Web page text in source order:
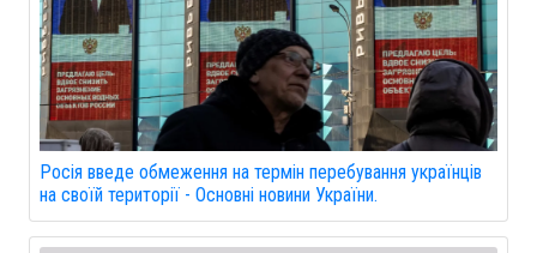
Росія введе обмеження на термін перебування українців
на своїй території - Основні новини України.